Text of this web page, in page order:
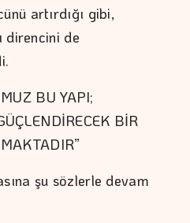
artırdığı gibi,
direncini de
BU YAPI;
BİR
şu sözlerle devam